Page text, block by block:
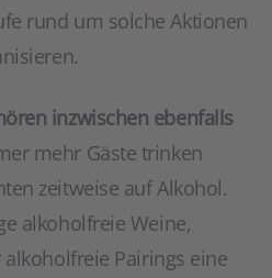
rund um solche Aktionen
inzwischen ebenfalls
mehr Gäste trinken
zeitweise auf Alkohol.
alkoholfreie Weine,
Pairings eine